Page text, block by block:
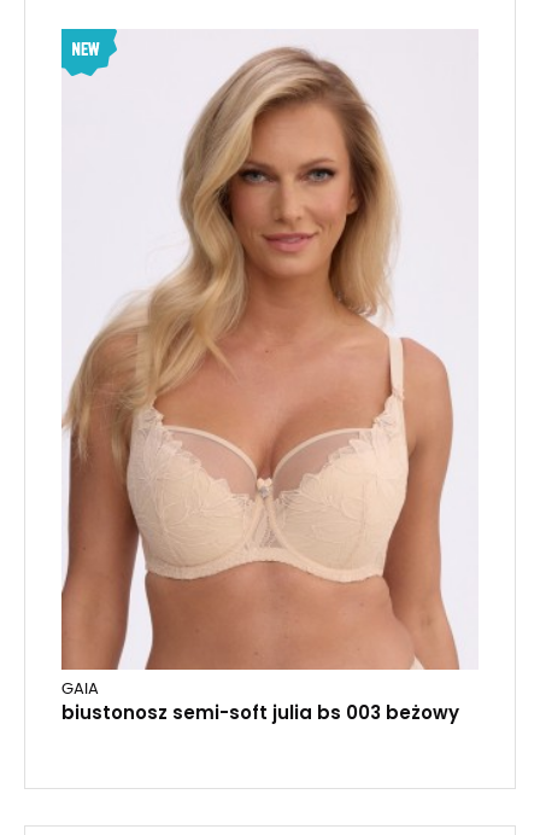
GAIA
biustonosz semi-soft julia bs 003 beżowy